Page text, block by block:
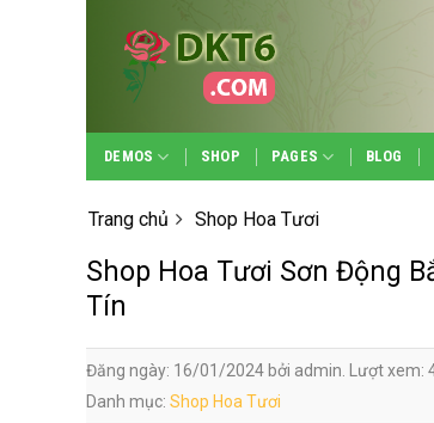
content
DEMOS SHOP PAGES BLOG
Trang chủ Shop Hoa Tươi
Shop Hoa Tươi Sơn Động
Tín
Đăng ngày: 16/01/2024 bởi admin. Lượt xem:
Danh mục: Shop Hoa Tươi